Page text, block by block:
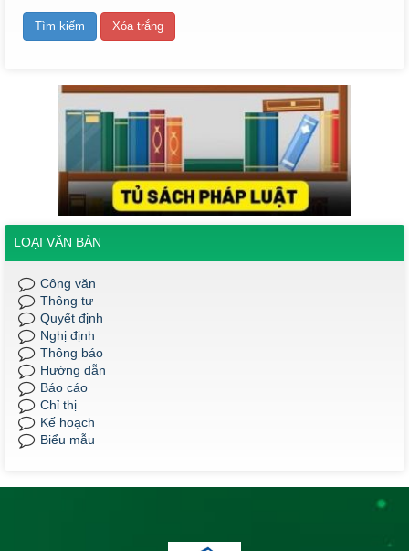
QĐ 184 Về việc công nhận kết quả điểm rèn luyện của sinh viên
K22, khối Sư phạm và Y- Dược học kỳ I, năm học 2024-2025.
lượt xem: 650 | lượt tải:270
QĐ185/2025
QĐ 185 Về việc công nhận kết quả điểm rèn luyện của sinh viên
K22, khối Sư phạm và Y- Dược học kỳ II, năm học 2024-2025.
Thời gian đăng: 09/06/2025
lượt xem: 641 | lượt tải:298
QĐ 186/2025
QĐ186 Về việc công nhận kết quả điểm rèn luyện của sinh viên
K22, khối Sư phạm và Y- Dược năm học 2024-2025.
Thời gian đăng: 09/06/2025
lượt xem: 488 | lượt tải:232
QĐ 187/2025
QĐ 187 Về việc công nhận kết quả điểm rèn luyện của sinh viên
K23 Dược liên thông năm học 2024-2025.
Thời gian đăng: 09/06/2025
lượt xem: 525 | lượt tải:228
LOẠI VĂN BẢN
Công văn
Thông tư
Quyết định
Nghị định
Thông báo
Hướng dẫn
Báo cáo
Chỉ thị
Kế hoạch
Biểu mẫu